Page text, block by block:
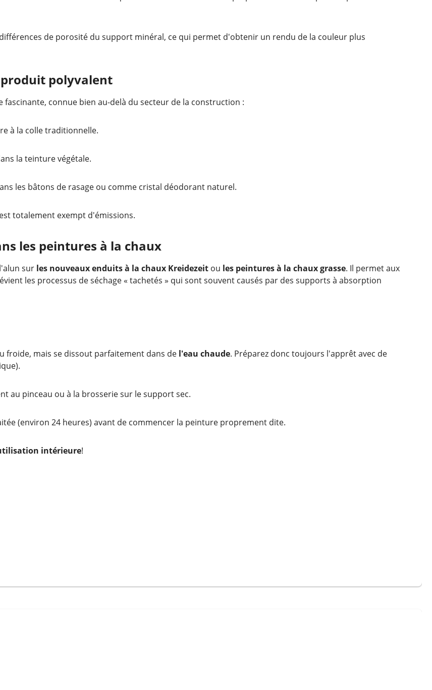
de porosité du support minéral, ce qui permet d'obtenir un rendu de la couleur plus
polyvalent
connue bien au-delà du secteur de la construction :
à la colle traditionnelle.
la teinture végétale.
les bâtons de rasage ou comme cristal déodorant naturel.
totalement exempt d'émissions.
les peintures à la chaux
sur les nouveaux enduits à la chaux Kreidezeit ou les peintures à la chaux grasse. Il permet aux
les processus de séchage « tachetés » qui sont souvent causés par des supports à absorption
froide, mais se dissout parfaitement dans de l'eau chaude. Préparez donc toujours l'apprêt avec de
au pinceau ou à la brosserie sur le support sec.
(environ 24 heures) avant de commencer la peinture proprement dite.
intérieure!